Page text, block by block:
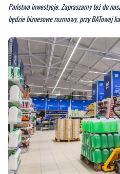
Państwa inwestycje. Zapraszamy też do
będzie biznesowe rozmowy, przy BATowej